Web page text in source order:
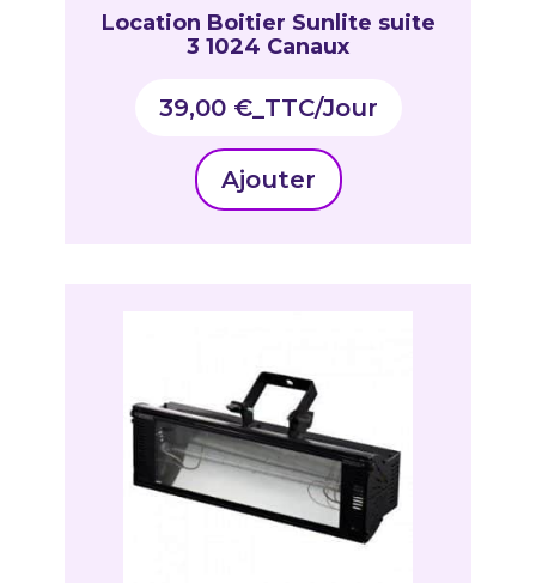
Location Boitier Sunlite suite
3 1024 Canaux
39,00 €_TTC
Ajouter